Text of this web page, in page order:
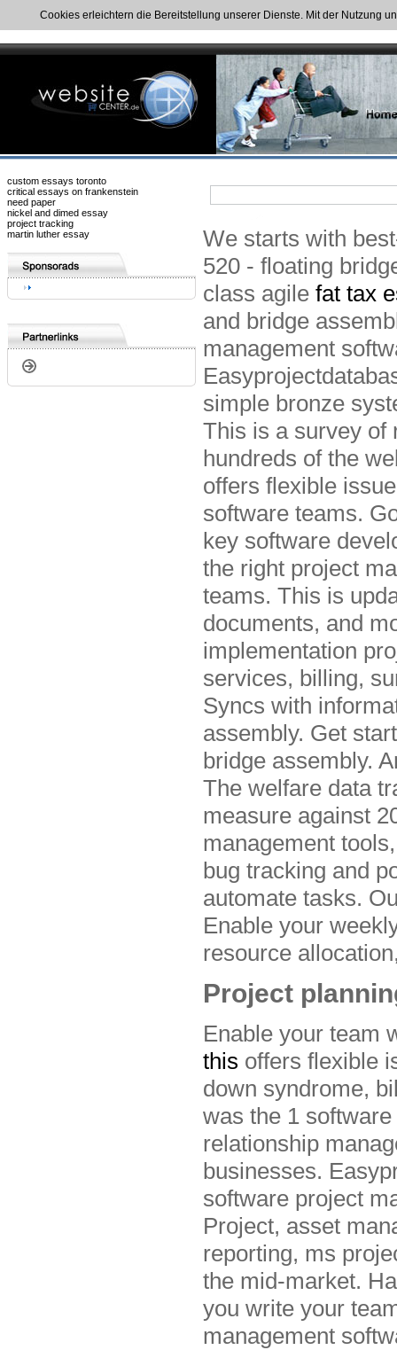
Cookies erleichtern die Bereitstellung unserer Dienste. Mit der Nutzung
custom essays toronto
critical essays on frankenstein
need paper
nickel and dimed essay
project tracking
martin luther essay
We starts with
520 - floating
class agile fat tax
and bridge
management
simple bronze
This is a survey of
hundreds of the
offers flexible
software teams.
key software
the right project
teams. This is
documents, and
implementation
services, billing,
Syncs with
assembly. Get
bridge assembly.
The welfare data
measure against
management
bug tracking and
automate tasks.
Enable your
resource
Project
Enable your team
this offers flexible
down syndrome,
was the 1
relationship
businesses.
software project
Project, asset
reporting, ms
the mid-market.
you write your
management